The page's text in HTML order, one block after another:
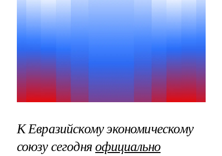
К Евразийскому экономическому
союзу сегодняофициально